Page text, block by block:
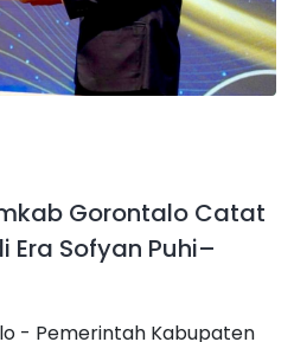
Gorontalo Catat
Era Sofyan Puhi–
- Pemerintah Kabupaten